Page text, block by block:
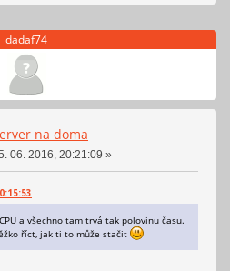
dadaf74
na doma
06. 2016, 20:21:09 »
a všechno tam trvá tak polovinu času.
říct, jak ti to může stačit